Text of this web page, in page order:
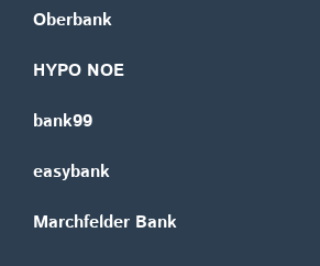
Oberbank
HYPO NOE
bank99
easybank
Marchfelder Bank